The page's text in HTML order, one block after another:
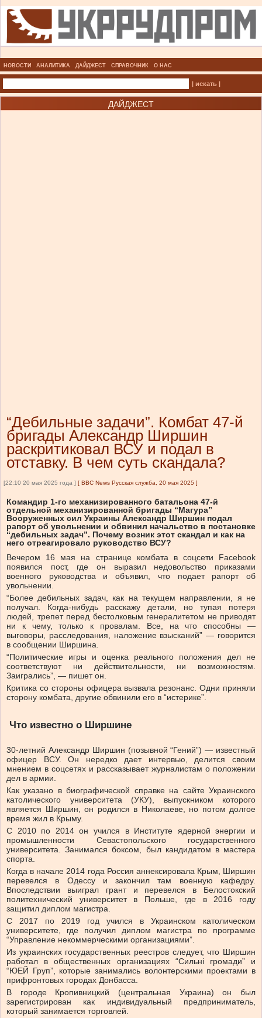
НОВОСТИ АНАЛИТИКА ДАЙДЖЕСТ СПРАВОЧНИК О НАС
| искать |
ДАЙДЖЕСТ
“Дебильные задачи”. Комбат 47-й
бригады Александр Ширшин
раскритиковал ВСУ и подал в
отставку. В чем суть скандала?
[22:10 20 мая 2025 года ] [ BBC News Русская служба, 20 мая 2025 ]
Командир 1-го механизированного батальона 47-й
отдельной механизированной бригады “Магура”
Вооруженных сил Украины Александр Ширшин подал
рапорт об увольнении и обвинил начальство в постановке
“дебильных задач”. Почему возник этот скандал и как на
него отреагировало руководство ВСУ?
Вечером 16 мая на странице комбата в соцсети Facebook
появился пост, где он выразил недовольство приказами
военного руководства и объявил, что подает рапорт об
увольнении.
“Более дебильных задач, как на текущем направлении, я не
получал. Когда-нибудь расскажу детали, но тупая потеря
людей, трепет перед бестолковым генералитетом не приводят
ни к чему, только к провалам. Все, на что способны —
выговоры, расследования, наложение взысканий” — говорится
в сообщении Ширшина.
“Политические игры и оценка реального положения дел не
соответствуют ни действительности, ни возможностям.
Заигрались”, — пишет он.
Критика со стороны офицера вызвала резонанс. Одни приняли
сторону комбата, другие обвинили его в “истерике”.
Что известно о Ширшине
30-летний Александр Ширшин (позывной “Гений”) — известный
офицер ВСУ. Он нередко дает интервью, делится своим
мнением в соцсетях и рассказывает журналистам о положении
дел в армии.
Как указано в биографической справке на сайте Украинского
католического университета (УКУ), выпускником которого
является Ширшин, он родился в Николаеве, но потом долгое
время жил в Крыму.
С 2010 по 2014 он учился в Институте ядерной энергии и
промышленности Севастопольского государственного
университета. Занимался боксом, был кандидатом в мастера
спорта.
Когда в начале 2014 года Россия аннексировала Крым, Ширшин
перевелся в Одессу и закончил там военную кафедру.
Впоследствии выиграл грант и перевелся в Белостокский
политехнический университет в Польше, где в 2016 году
защитил диплом магистра.
C 2017 по 2019 год учился в Украинском католическом
университете, где получил диплом магистра по программе
“Управление некоммерческими организациями”.
Из украинских государственных реестров следует, что Ширшин
работал в общественных организациях “Сильні громади” и
“ЮЕЙ Груп”, которые занимались волонтерскими проектами в
прифронтовых городах Донбасса.
В городе Кропивницкий (центральная Украина) он был
зарегистрирован как индивидуальный предприниматель,
который занимается торговлей.